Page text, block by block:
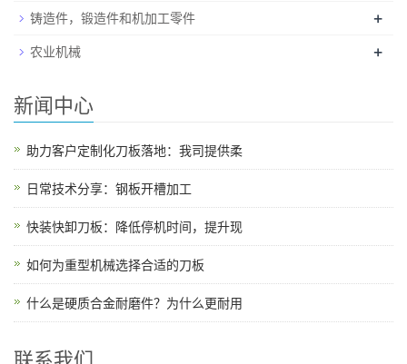
铸造件，锻造件和机加工零件 +
农业机械 +
新闻中心
助力客户定制化刀板落地：我司提供柔
日常技术分享：钢板开槽加工
快装快卸刀板：降低停机时间，提升现
如何为重型机械选择合适的刀板
什么是硬质合金耐磨件？为什么更耐用